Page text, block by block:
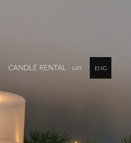
CANDLE RENTAL LAT ENG